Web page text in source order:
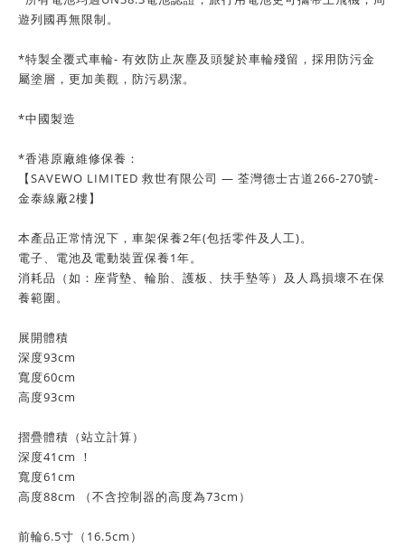
遊列國再無限制。
*特製全覆式車輪- 有效防止灰塵及頭髮於車輪殘留，採用防污金
屬塗層，更加美觀，防污易潔。
*中國製造
*香港原廠維修保養：
【SAVEWO LIMITED 救世有限公司 — 荃灣德士古道266-270號-
金泰線廠2樓】
本產品正常情況下，車架保養2年(包括零件及人工)。
電子、電池及電動裝置保養1年。
消耗品（如：座背墊、輪胎、護板、扶手墊等）及人爲損壞不在保
養範圍。
展開體積
深度93cm
寬度60cm
高度93cm
摺疊體積（站立計算）
深度41cm ！
寬度61cm
高度88cm （不含控制器的高度為73cm）
前輪6.5寸（16.5cm）